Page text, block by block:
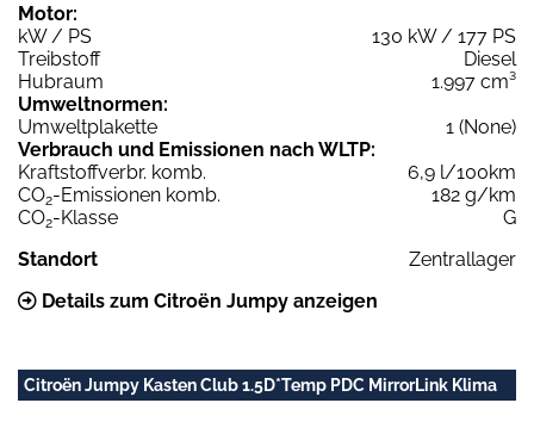
Motor:
kW / PS
130 kW / 177 PS
Treibstoff
Diesel
Hubraum
1.997 cm³
Umweltnormen:
Umweltplakette
1 (None)
Verbrauch und Emissionen nach WLTP:
Kraftstoffverbr. komb.
6,9 l/100km
CO2-Emissionen komb.
182 g/km
CO2-Klasse
G
Standort
Zentrallager
Details zum Citroën Jumpy anzeigen
Citroën Jumpy Kasten Club 1.5D*Temp PDC MirrorLink Klima